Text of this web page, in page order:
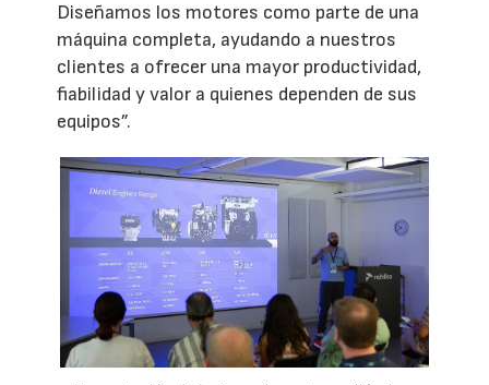
Diseñamos los motores como parte de una
máquina completa, ayudando a nuestros
clientes a ofrecer una mayor productividad,
fiabilidad y valor a quienes dependen de sus
equipos”.